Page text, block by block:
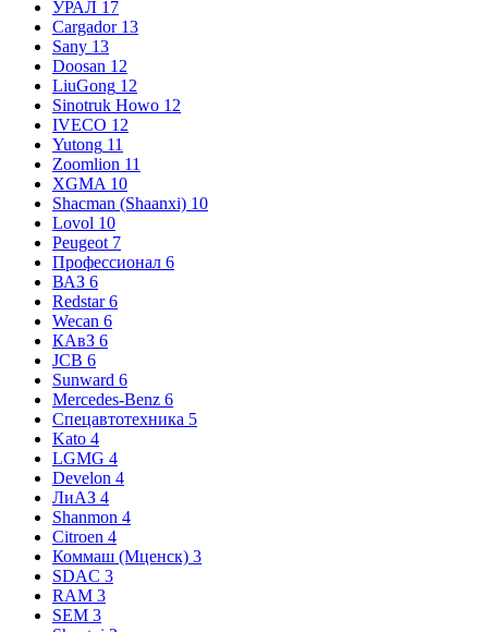
УРАЛ 17
Cargador 13
Sany 13
Doosan 12
LiuGong 12
Sinotruk Howo 12
IVECO 12
Yutong 11
Zoomlion 11
XGMA 10
Shacman (Shaanxi) 10
Lovol 10
Peugeot 7
Профессионал 6
ВАЗ 6
Redstar 6
Wecan 6
КАвЗ 6
JCB 6
Sunward 6
Mercedes-Benz 6
Спецавтотехника 5
Kato 4
LGMG 4
Develon 4
ЛиАЗ 4
Shanmon 4
Citroen 4
Коммаш (Мценск) 3
SDAC 3
RAM 3
SEM 3